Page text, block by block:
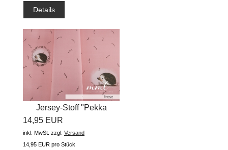
Details
Jersey-Stoff "Pekka
#rose"...
14,95 EUR
inkl. MwSt. zzgl. Versand
14,95 EUR pro Stück